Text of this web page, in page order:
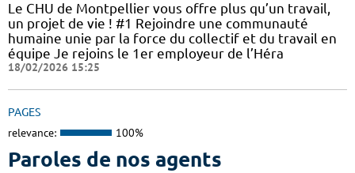
Le CHU de Montpellier vous offre plus qu’un travail,
un projet de vie ! #1 Rejoindre une communauté
humaine unie par la force du collectif et du travail en
équipe Je rejoins le 1er employeur de l’Héra
18/02/2026 15:25
PAGES
relevance: 100%
Paroles de nos agents